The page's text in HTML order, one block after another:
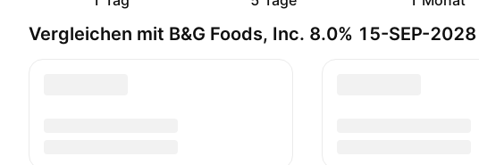
Vergleichen mit B&G Foods, Inc. 8.0% 15-SEP-2028